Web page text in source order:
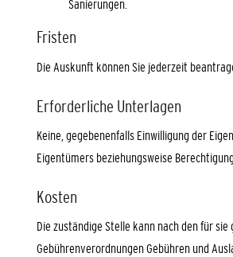
Sanierungen.
Fristen
Die Auskunft können Sie jederzeit
Erforderliche Unterlagen
Keine, gegebenenfalls Einwilligung der
Eigentümers beziehungsweise
Kosten
Die zuständige Stelle kann nach den für sie
Gebührenverordnungen Gebühren und